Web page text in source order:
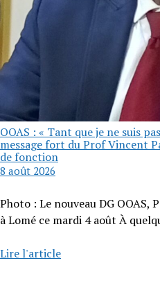
OOAS : « Tant que je ne suis
message fort du Prof Vincent
de fonction
8 août 2026
Photo : Le nouveau DG
à Lomé ce mardi 4 août À
Lire l'article